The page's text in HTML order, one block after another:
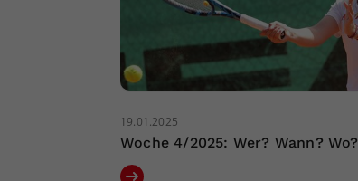
19.01.2025
Woche 4/2025: Wer? Wann? Wo?